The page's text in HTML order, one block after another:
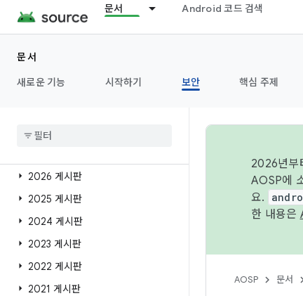
문서 Android 코드 검색
문서
새로운 기능
시작하기 보안 핵심 주제
게시판 홈
2026 게시판
2025 게시판
2024 게시판
2023 게시판
2022 게시판
2021 게시판
2026년부
AOSP에
요.
한 내용은
AOSP 문서